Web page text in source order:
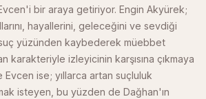
bir araya getiriyor. Engin Akyürek;
hayallerini, geleceğini ve sevdiği
suç yüzünden kaybederek müebbet
karakteriyle izleyicinin karşısına çıkmaya
Evcen ise; yıllarca artan suçluluk
isteyen, bu yüzden de Dağhan'ın